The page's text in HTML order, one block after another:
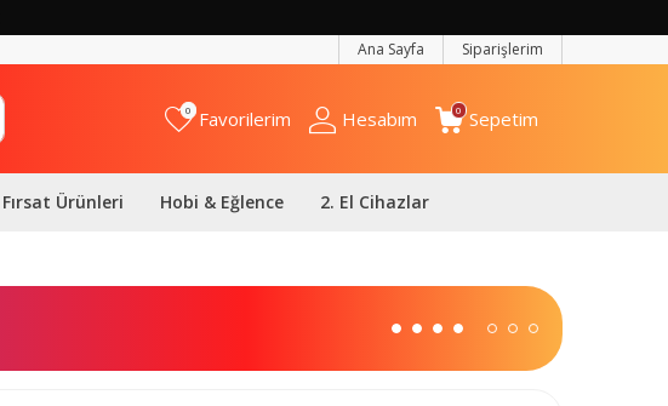
Ana Sayfa Siparişlerim
0 Favorilerim Hesabım 0 Sepetim
Fırsat Ürünleri Hobi & Eğlence 2. El Cihazlar